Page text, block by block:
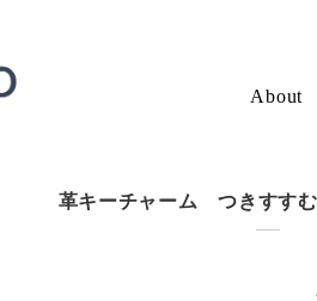
About
革キーチャーム つきすす